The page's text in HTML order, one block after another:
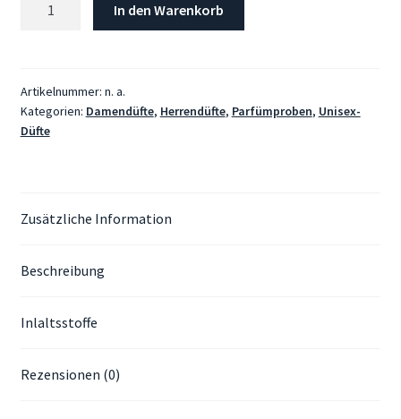
In den Warenkorb
Artikelnummer: n. a.
Kategorien: Damendüfte, Herrendüfte, Parfümproben, Unisex-
Düfte
Zusätzliche Information
Beschreibung
Inlaltsstoffe
Rezensionen (0)